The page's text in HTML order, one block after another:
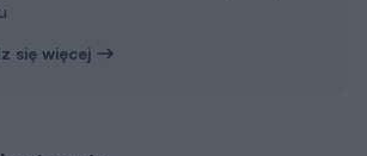
się więcej